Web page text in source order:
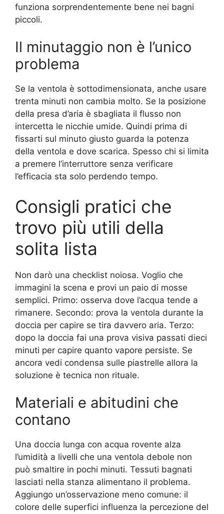
funziona sorprendentemente bene nei bagni
piccoli.
Il minutaggio non è l’unico
problema
Se la ventola è sottodimensionata, anche usare
trenta minuti non cambia molto. Se la posizione
della presa d’aria è sbagliata il flusso non
intercetta le nicchie umide. Quindi prima di
fissarti sul minuto giusto guarda la potenza
della ventola e dove scarica. Spesso chi si limita
a premere l’interruttore senza verificare
l’efficacia sta solo perdendo tempo.
Consigli pratici che
trovo più utili della
solita lista
Non darò una checklist noiosa. Voglio che
immagini la scena e provi un paio di mosse
semplici. Primo: osserva dove l’acqua tende a
rimanere. Secondo: prova la ventola durante la
doccia per capire se tira davvero aria. Terzo:
dopo la doccia fai una prova visiva passati dieci
minuti per capire quanto vapore persiste. Se
ancora vedi condensa sulle piastrelle allora la
soluzione è tecnica non rituale.
Materiali e abitudini che
contano
Una doccia lunga con acqua rovente alza
l’umidità a livelli che una ventola debole non
può smaltire in pochi minuti. Tessuti bagnati
lasciati nella stanza alimentano il problema.
Aggiungo un’osservazione meno comune: il
colore delle superfici influenza la percezione del